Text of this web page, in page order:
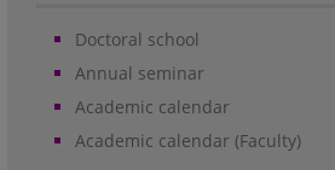
Doctoral school
Annual seminar
Academic calendar
Academic calendar (Faculty)